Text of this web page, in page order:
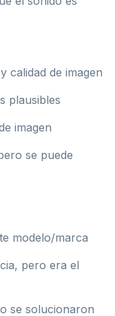
calidad de imagen
plausibles
imagen
se puede
modelo/marca
pero era el
se solucionaron